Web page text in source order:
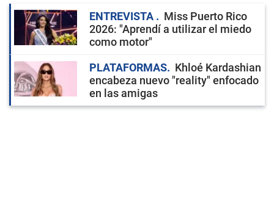
ENTREVISTA
Miss Puerto Rico
2026: "Aprendí a utilizar el miedo
como motor"
PLATAFORMAS
Khloé Kardashian
encabeza nuevo "reality" enfocado
en las amigas